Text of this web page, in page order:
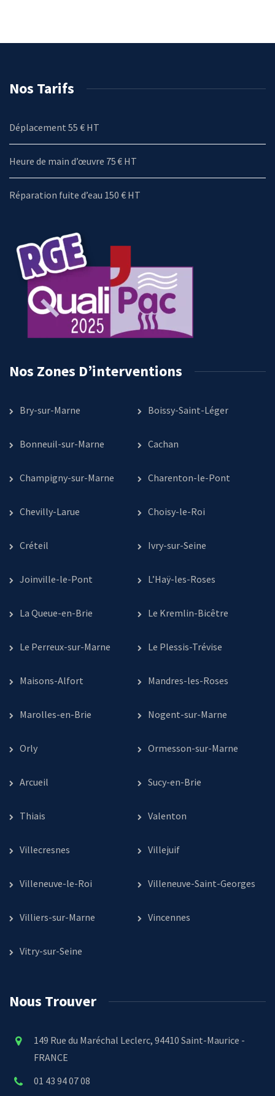
Nos Tarifs
Déplacement 55 € HT
Heure de main d’œuvre 75 € HT
Réparation fuite d’eau 150 € HT
Nos Zones D’interventions
Bry-sur-Marne Boissy-Saint-Léger
Bonneuil-sur-Marne Cachan
Champigny-sur-Marne Charenton-le-Pont
Chevilly-Larue Choisy-le-Roi
Créteil Ivry-sur-Seine
Joinville-le-Pont L’Haÿ-les-Roses
La Queue-en-Brie Le Kremlin-Bicêtre
Le Perreux-sur-Marne Le Plessis-Trévise
Maisons-Alfort Mandres-les-Roses
Marolles-en-Brie Nogent-sur-Marne
Orly Ormesson-sur-Marne
Arcueil Sucy-en-Brie
Thiais Valenton
Villecresnes Villejuif
Villeneuve-le-Roi Villeneuve-Saint-Georges
Villiers-sur-Marne Vincennes
Vitry-sur-Seine
Nous Trouver
149 Rue du Maréchal Leclerc, 94410 Saint-Maurice -
FRANCE
01 43 94 07 08